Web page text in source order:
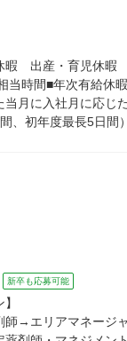
暇 出産・育児休暇
当時間■年次有給休
当月に入社月に応じ
、初年度最長5日間）
新卒も応募可能
→エリアマネージャ